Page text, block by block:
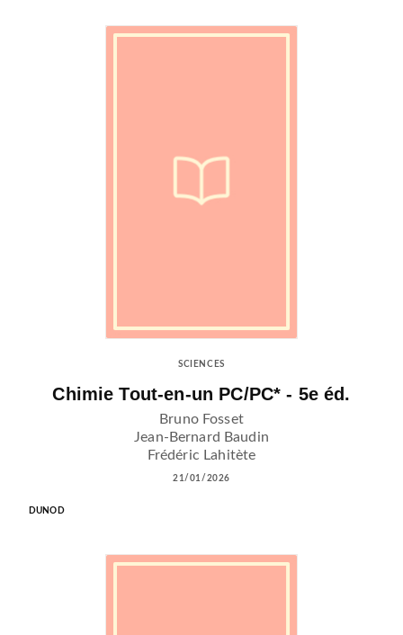
SCIENCES
Chimie Tout-en-un PC/PC* - 5e éd.
Bruno Fosset
Jean-Bernard Baudin
Frédéric Lahitète
21/01/2026
DUNOD